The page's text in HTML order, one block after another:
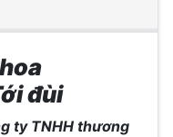
đùi
ty TNHH thương